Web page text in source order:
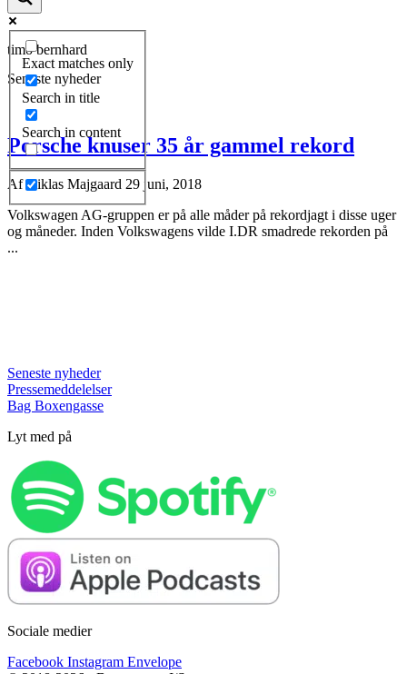
Exact matches only
Search in title
Search in content
timo bernhard
Seneste nyheder
Porsche knuser 35 år gammel rekord
AfNiklas Majgaard 29 juni, 2018
Volkswagen AG-gruppen er på alle måder på rekordjagt i disse uger
og måneder. Inden Volkswagens vilde I.DR smadrede rekorden på
...
Seneste nyheder
Pressemeddelelser
Bag Boxengasse
Lyt med på
Sociale medier
Facebook Instagram Envelope